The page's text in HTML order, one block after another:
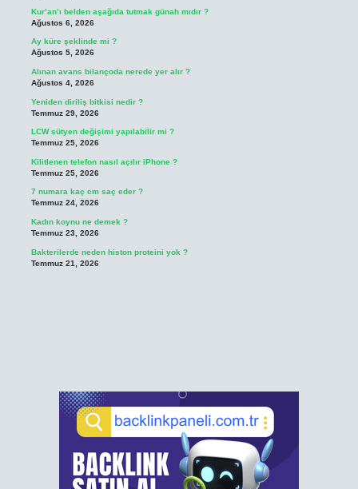
Kur’an’ı belden aşağıda tutmak günah mıdır ?
Ağustos 6, 2026
Ay küre şeklinde mi ?
Ağustos 5, 2026
Alınan avans bilançoda nerede yer alır ?
Ağustos 4, 2026
Yeniden diriliş bitkisi nedir ?
Temmuz 29, 2026
LCW sütyen değişimi yapılabilir mi ?
Temmuz 25, 2026
Kilitlenen telefon nasıl açılır iPhone ?
Temmuz 25, 2026
7 numara kaç cm saç eder ?
Temmuz 24, 2026
Kadın koynu ne demek ?
Temmuz 23, 2026
Bakterilerde neden histon proteini yok ?
Temmuz 21, 2026